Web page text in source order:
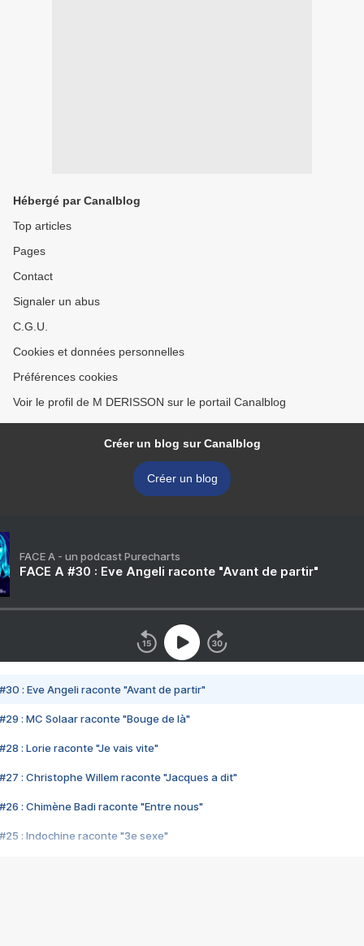
Hébergé par Canalblog
Top articles
Pages
Contact
Signaler un abus
C.G.U.
Cookies et données personnelles
Préférences cookies
Voir le profil de M DERISSON sur le portail Canalblog
Créer un blog sur Canalblog
Créer un blog
FACE A - un podcast Purecharts
FACE A #30 : Eve Angeli raconte "Avant de partir"
#30 : Eve Angeli raconte "Avant de partir"
#29 : MC Solaar raconte "Bouge de là"
#28 : Lorie raconte "Je vais vite"
#27 : Christophe Willem raconte "Jacques a dit"
#26 : Chimène Badi raconte "Entre nous"
#25 : Indochine raconte "3e sexe"